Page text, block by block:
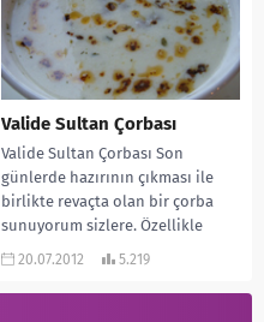
Valide Sultan Çorbası
Valide Sultan Çorbası Son
günlerde hazırının çıkması ile
birlikte revaçta olan bir çorba
sunuyorum sizlere. Özellikle
ramazan ayımızın bu ilk...
20.07.2012 5.219